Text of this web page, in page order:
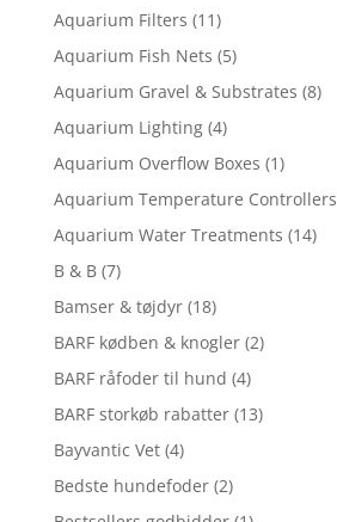
Aquarium Filters (11)
Aquarium Fish Nets (5)
Aquarium Gravel & Substrates (8)
Aquarium Lighting (4)
Aquarium Overflow Boxes (1)
Aquarium Temperature Controllers
Aquarium Water Treatments (14)
B & B (7)
Bamser & tøjdyr (18)
BARF kødben & knogler (2)
BARF råfoder til hund (4)
BARF storkøb rabatter (13)
Bayvantic Vet (4)
Bedste hundefoder (2)